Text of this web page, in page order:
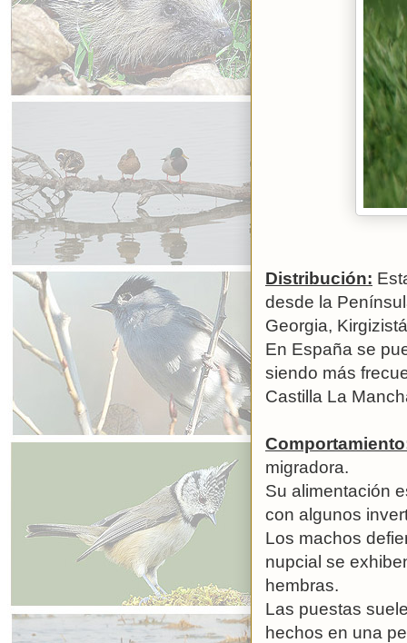
Distribución:
desde la
Georgia,
En España se
siendo más
Castilla La
migradora.
Su alimentación
con algunos
Los machos
nupcial se
hembras.
Las puestas
hechos en una